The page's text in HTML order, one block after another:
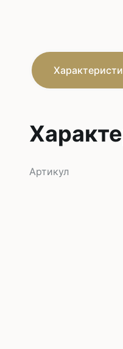
Артикул